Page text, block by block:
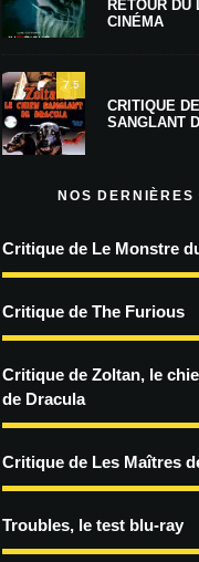
RETOUR DU
CINÉMA
7.5
CRITIQUE
SANGLANT
NOS DERNIÈRES
Critique de Le Monstre
Critique de The Furious
Critique de Zoltan, le
de Dracula
Critique de Les Maîtres
Troubles, le test blu-ray